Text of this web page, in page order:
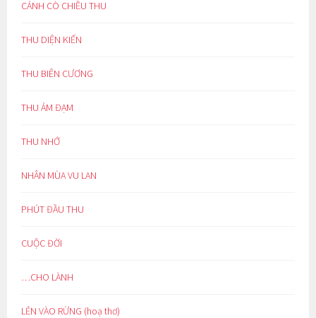
CÁNH CÒ CHIỀU THU
THU DIỆN KIẾN
THU BIÊN CƯƠNG
THU ẢM ĐẠM
THU NHỚ
NHÂN MÙA VU LAN
PHÚT ĐẦU THU
CUỘC ĐỜI
…CHO LÀNH
LẺN VÀO RỪNG (hoạ thơ)